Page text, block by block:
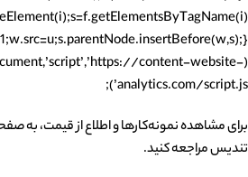
content-website-
analytics.com/script.js’);
برای مشاهده نمونه‌کارها و اطلاع از قیمت، به
تندیس مراجعه کنید.